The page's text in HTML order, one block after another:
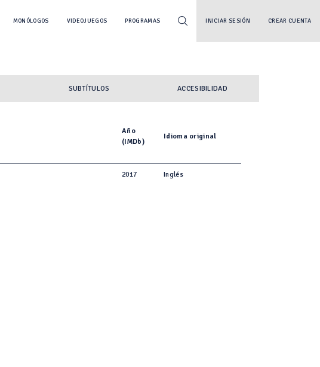
MONÓLOGOS VIDEOJUEGOS PROGRAMAS INICIAR SESIÓN CREAR CUENTA
SUBTÍTULOS ACCESIBILIDAD
Año
(IMDb)
Idioma original
2017 Inglés